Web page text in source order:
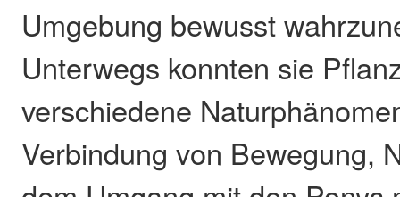
Umgebung bewusst
Unterwegs konnten sie
verschiedene
Verbindung von Bewegung,